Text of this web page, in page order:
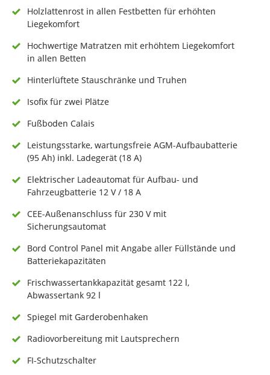
Holzlattenrost in allen Festbetten für erhöhten
Liegekomfort
Hochwertige Matratzen mit erhöhtem Liegekomfort
in allen Betten
Hinterlüftete Stauschränke und Truhen
Isofix für zwei Plätze
Fußboden Calais
Leistungsstarke, wartungsfreie AGM-Aufbaubatterie
(95 Ah) inkl. Ladegerät (18 A)
Elektrischer Ladeautomat für Aufbau- und
Fahrzeugbatterie 12 V / 18 A
CEE-Außenanschluss für 230 V mit
Sicherungsautomat
Bord Control Panel mit Angabe aller Füllstände und
Batteriekapazitäten
Frischwassertankkapazität gesamt 122 l,
Abwassertank 92 l
Spiegel mit Garderobenhaken
Radiovorbereitung mit Lautsprechern
FI-Schutzschalter